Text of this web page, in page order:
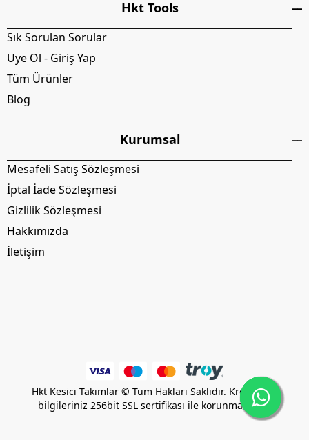
Hkt Tools
Sık Sorulan Sorular
Üye Ol - Giriş Yap
Tüm Ürünler
Blog
Kurumsal
Mesafeli Satış Sözleşmesi
İptal İade Sözleşmesi
Gizlilik Sözleşmesi
Hakkımızda
İletişim
Hkt Kesici Takımlar © Tüm Hakları Saklıdır. Kredi kartı
bilgileriniz 256bit SSL sertifikası ile korunmaktadır.